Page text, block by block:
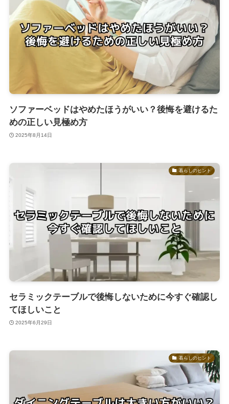
ソファーベッドはやめたほうがいい？後悔を避けるた
めの正しい見極め方
2025年8月14日
暮らしのヒント
セラミックテーブルで後悔しないために今すぐ確認し
てほしいこと
2025年6月29日
暮らしのヒント